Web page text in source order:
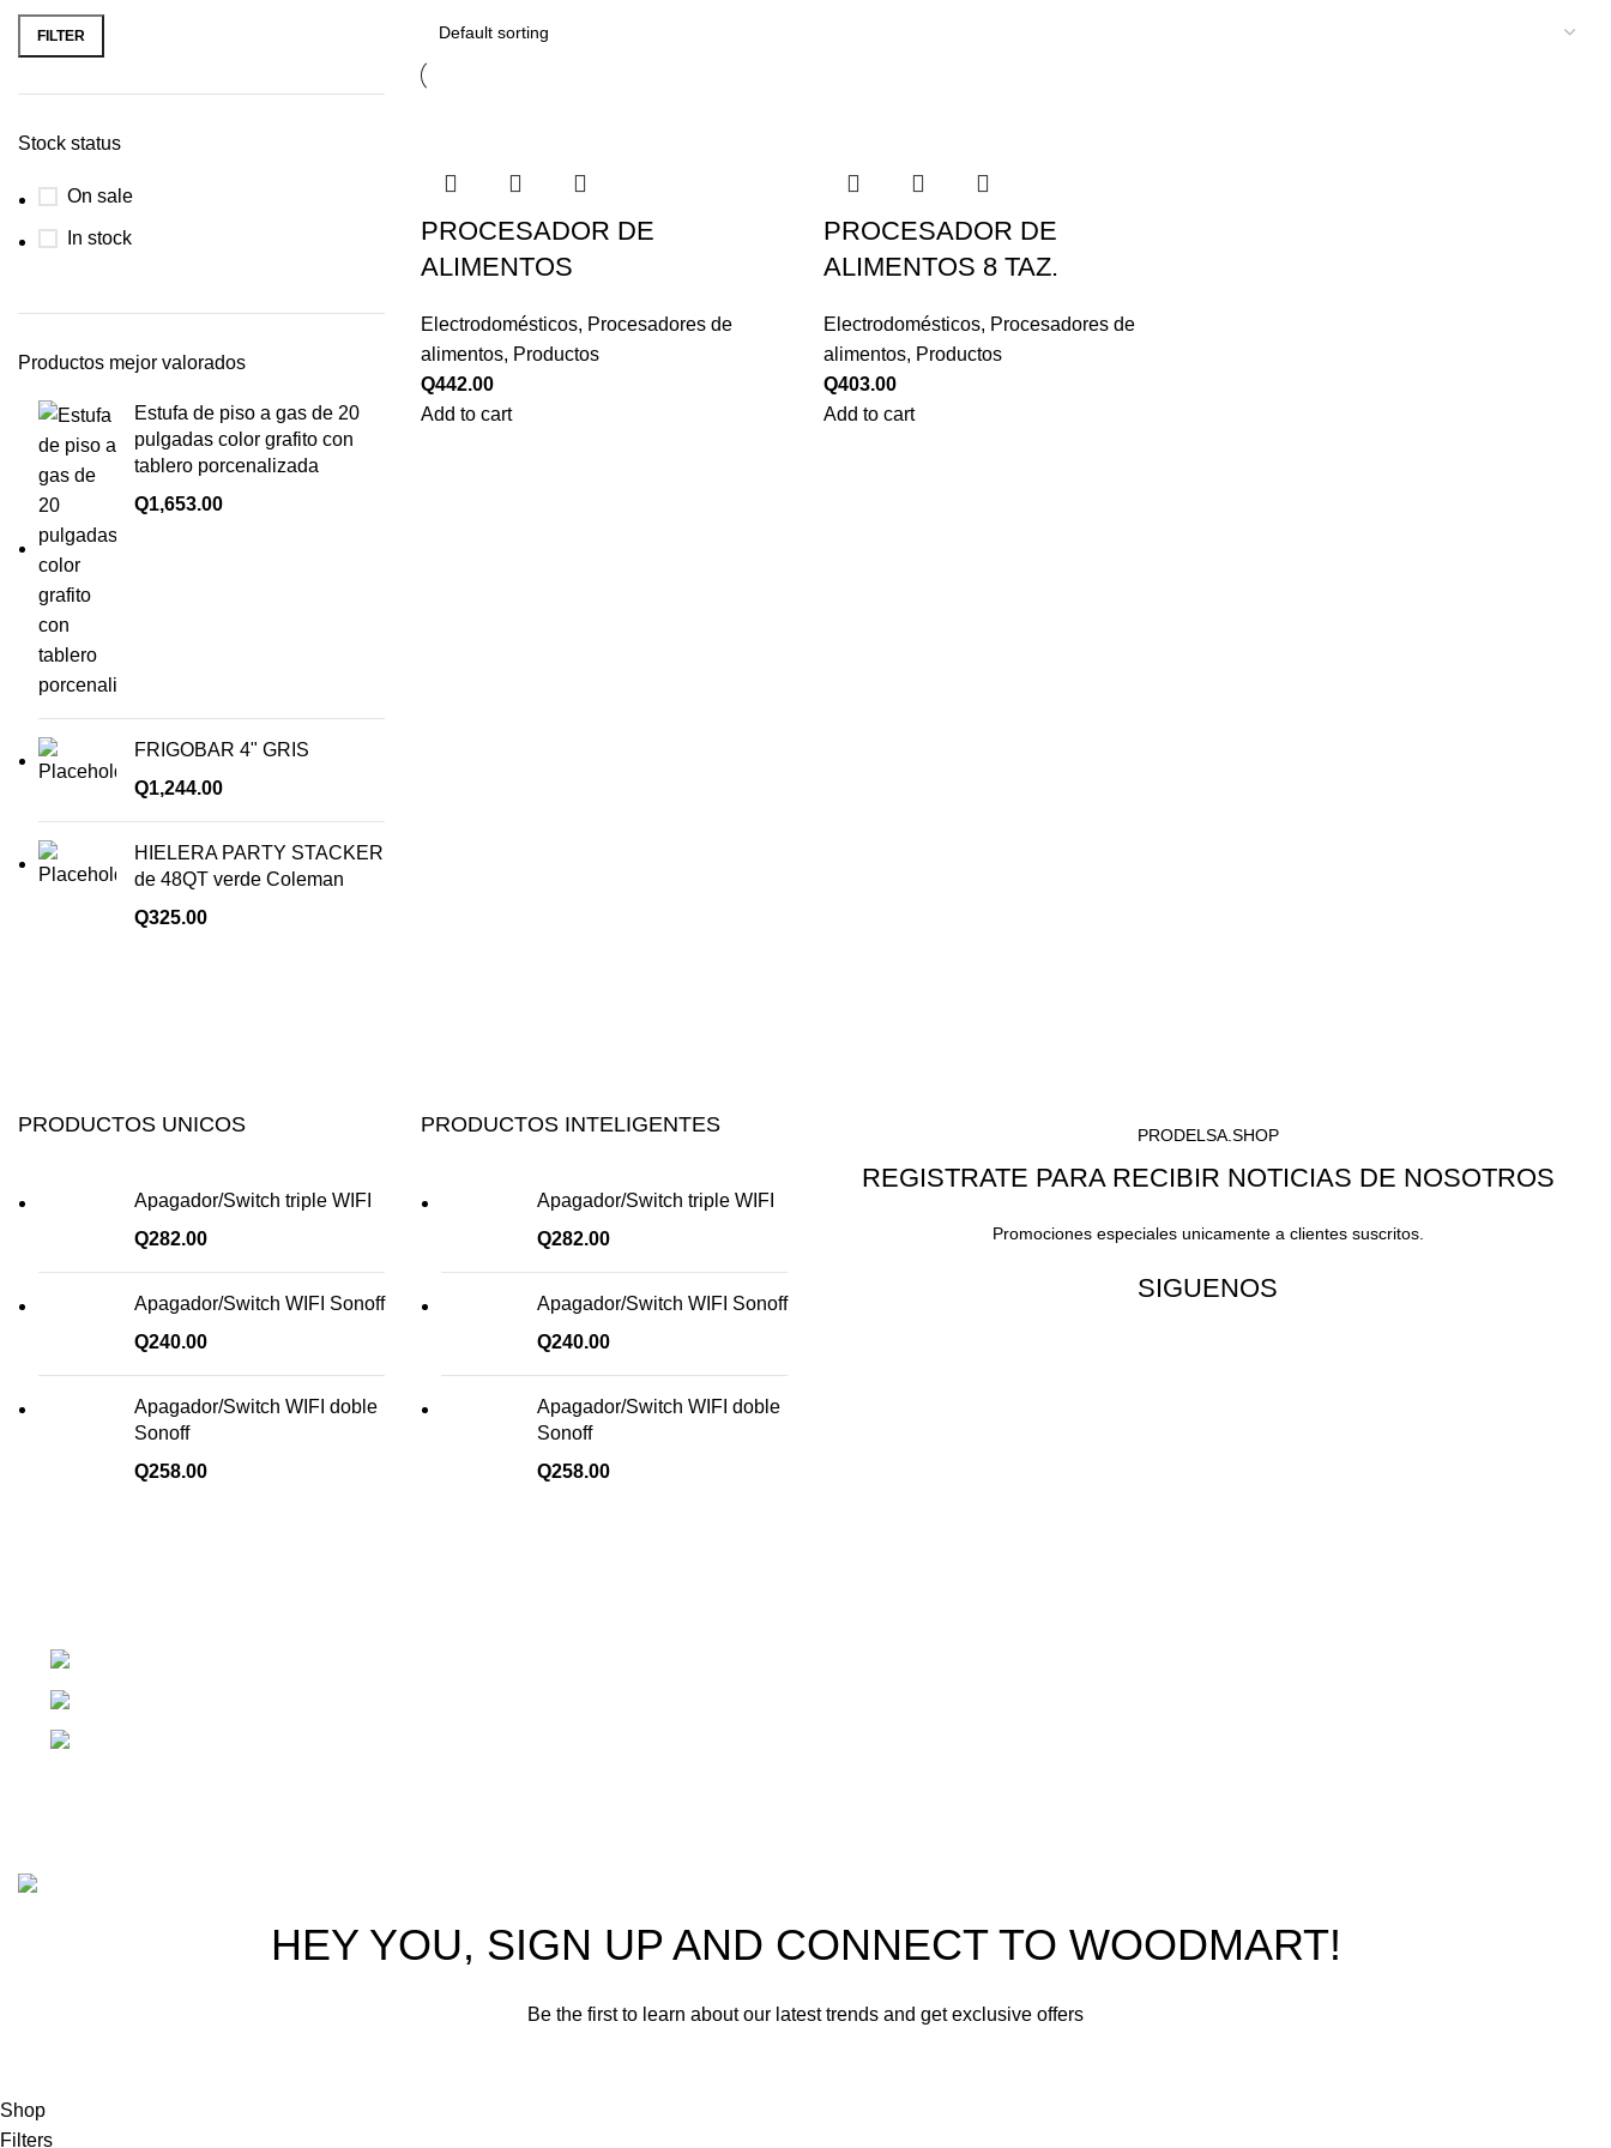
FILTER
Stock status
On sale
In stock
Productos mejor valorados
Estufa de piso a gas de 20
pulgadas color grafito con
tablero porcenalizada
Q1,653.00
FRIGOBAR 4" GRIS
Q1,244.00
HIELERA PARTY STACKER
de 48QT verde Coleman
Q325.00
PROCESADOR DE
ALIMENTOS
Electrodomésticos, Procesadores de
alimentos, Productos
Q442.00
Add to cart
PROCESADOR DE
ALIMENTOS 8 TAZ.
Electrodomésticos, Procesadores de
alimentos, Productos
Q403.00
Add to cart
PRODUCTOS UNICOS
Apagador/Switch triple WIFI
Q282.00
Apagador/Switch WIFI Sonoff
Q240.00
Apagador/Switch WIFI doble
Sonoff
Q258.00
PRODUCTOS INTELIGENTES
Apagador/Switch triple WIFI
Q282.00
Apagador/Switch WIFI Sonoff
Q240.00
Apagador/Switch WIFI doble
Sonoff
Q258.00
PRODELSA.SHOP
REGISTRATE PARA RECIBIR NOTICIAS DE NOSOTROS
Promociones especiales unicamente a clientes suscritos.
SIGUENOS
HEY YOU, SIGN UP AND CONNECT TO WOODMART!
Be the first to learn about our latest trends and get exclusive offers
Shop
Filters